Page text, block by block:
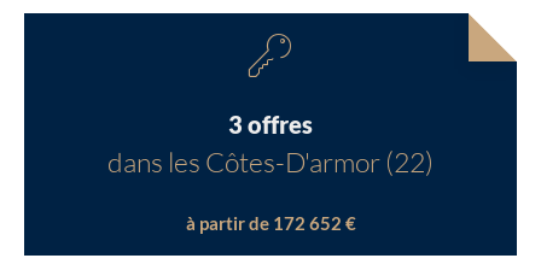
3 offres
dans les Côtes-D'armor (22)
à partir de 172 652 €